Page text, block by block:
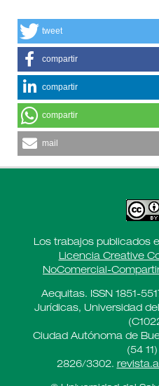
tweet
compartir
compartir
compartir
mail
Los trabajos publicados
Licencia Creative
NoComercial-
Aequitas. ISSN 1851-
Jurídicas, Universidad
Ciudad Autónoma de
(54
2826/3302.